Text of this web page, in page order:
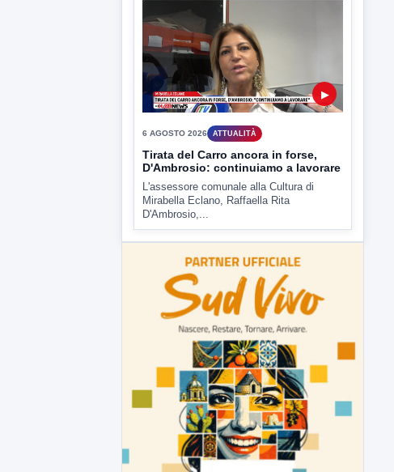
▶
6 AGOSTO 2026
Tirata del Carro ancora in forse,
D'Ambrosio: continuiamo a lavorare
L'assessore comunale alla Cultura di
Mirabella Eclano, Raffaella Rita
D'Ambrosio,...